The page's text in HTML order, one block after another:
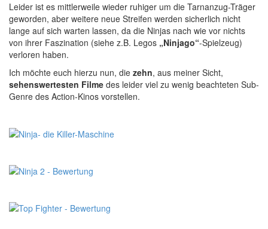
Leider ist es mittlerweile wieder ruhiger um die Tarnanzug-Träger
geworden, aber weitere neue Streifen werden sicherlich nicht
lange auf sich warten lassen, da die Ninjas nach wie vor nichts
von ihrer Faszination (siehe z.B. Legos „Ninjago“-Spielzeug)
verloren haben.
Ich möchte euch hierzu nun, die zehn, aus meiner Sicht,
sehenswertesten Filme des leider viel zu wenig beachteten Sub-
Genre des Action-Kinos vorstellen.